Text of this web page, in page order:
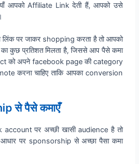
आपको Affiliate Link देती हैं, आपको उसे
पर जाकर shopping करता है तो आपको
कुछ प्रतिशत मिलता है, जिससे आप पैसे कमा
को अपने facebook page की category
करना चाहिए ताकि आपका conversion
से पैसे कमाएँ
पर अच्छी खासी audience है तो
पर sponsorship से अच्छा पैसा कमा